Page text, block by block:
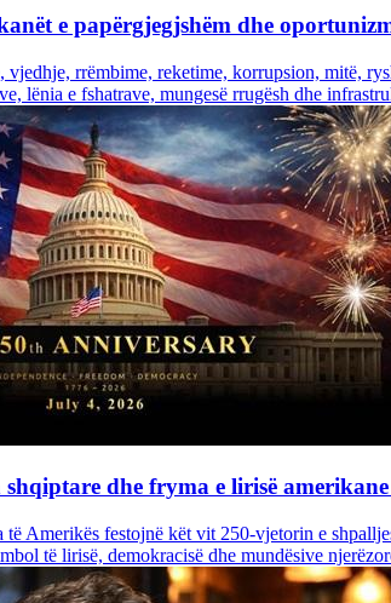
e papërgjegjshëm dhe
vjedhje, rrëmbime, reketime, korrupsion, mitë,
lënia e fshatrave, mungesë rrugësh dhe
dhe fryma e lirisë
të Amerikës festojnë kët vit 250-vjetorin e
të lirisë, demokracisë dhe mundësive